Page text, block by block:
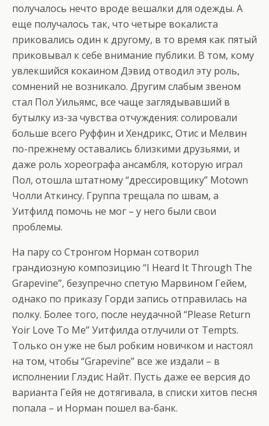
получалось нечто вроде вешалки для одежды. А
еще получалось так, что четыре вокалиста
приковались один к другому, в то время как пятый
приковывал к себе внимание публики. В том, кому
увлекшийся кокаином Дэвид отводил эту роль,
сомнений не возникало. Другим слабым звеном
стал Пол Уильямс, все чаще заглядывавший в
бутылку из-за чувства отчуждения: солировали
больше всего Руффин и Хендрикс, Отис и Мелвин
по-прежнему оставались близкими друзьями, и
даже роль хореографа ансамбля, которую играл
Пол, отошла штатному “дрессировщику” Motown
Чолли Аткинсу. Группа трещала по швам, а
Уитфилд помочь не мог – у него были свои
проблемы.
На пару со Стронгом Норман сотворил
грандиозную композицию “I Heard It Through The
Grapevine”, безупречно спетую Марвином Гейем,
однако по приказу Горди запись отправилась на
полку. Более того, после неудачной “Please Return
Yoir Love To Me” Уитфилда отлучили от Tempts.
Только он уже не был робким новичком и настоял
на том, чтобы “Grapevine” все же издали – в
исполнении Глэдис Найт. Пусть даже ее версия до
варианта Гейя не дотягивала, в списки хитов песня
попала – и Норман пошел ва-банк.